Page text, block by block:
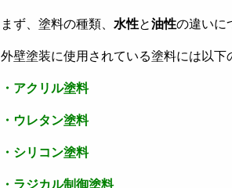
まず、塗料の種類、 水性と油性の違いに
外壁塗装に使用されている塗料には以下
・アクリル塗料
・ウレタン塗料
・シリコン塗料
・ラジカル制御塗料